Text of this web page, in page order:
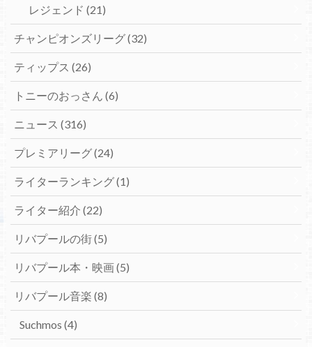
レジェンド (21)
チャンピオンズリーグ(32)
ティップス (26)
トニーのおっさん (6)
ニュース (316)
プレミアリーグ(24)
ライターランキング(1)
ライター紹介 (22)
リバプールの街(5)
リバプール本・映画(5)
リバプール音楽 (8)
Suchmos (4)